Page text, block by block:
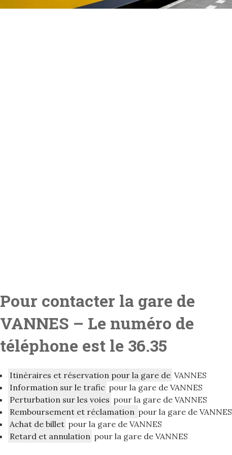
Pour contacter la gare de
VANNES – Le numéro de
téléphone est le 36.35
Itinéraires et réservation pour la gare de VANNES
Information sur le trafic pour la gare de VANNES
Perturbation sur les voies pour la gare de VANNES
Remboursement et réclamation pour la gare de VANNES
Achat de billet pour la gare de VANNES
Retard et annulation pour la gare de VANNES